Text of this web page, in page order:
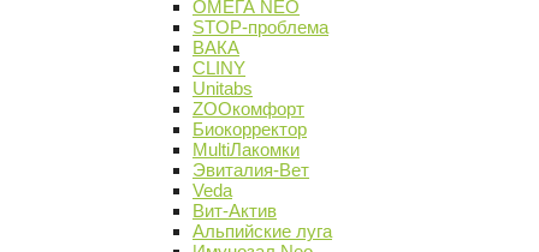
ОМЕГА NEO
STOP-проблема
ВАКА
CLINY
Unitabs
ZOOкомфорт
Биокорректор
MultiЛакомки
Эвиталия-Вет
Veda
Вит-Актив
Альпийские луга